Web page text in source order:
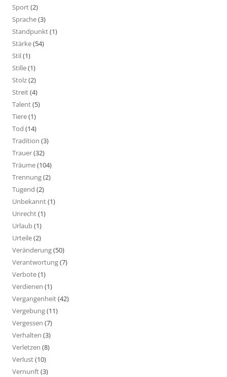
Sport(2)
Sprache(3)
Standpunkt(1)
Stärke(54)
Stil(1)
Stille(1)
Stolz(2)
Streit(4)
Talent(5)
Tiere(1)
Tod (14)
Tradition (3)
Trauer(32)
Träume(104)
Trennung(2)
Tugend (2)
Unbekannt(1)
Unrecht(1)
Urlaub(1)
Urteile(2)
Veränderung(50)
Verantwortung(7)
Verbote(1)
Verdienen (1)
Vergangenheit(42)
Vergebung(11)
Vergessen (7)
Verhalten (3)
Verletzen (8)
Verlust(10)
Vernunft(3)